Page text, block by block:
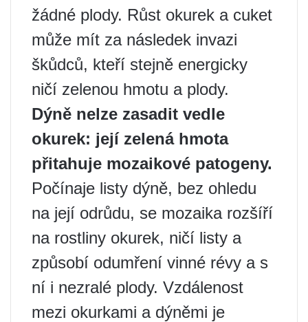
žádné plody. Růst okurek a cuket
může mít za následek invazi
škůdců, kteří stejně energicky
ničí zelenou hmotu a plody.
Dýně nelze zasadit vedle
okurek: její zelená hmota
přitahuje mozaikové patogeny.
Počínaje listy dýně, bez ohledu
na její odrůdu, se mozaika rozšíří
na rostliny okurek, ničí listy a
způsobí odumření vinné révy a s
ní i nezralé plody. Vzdálenost
mezi okurkami a dýněmi je